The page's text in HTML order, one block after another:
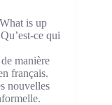
is up
ce qui
manière
français.
nouvelles